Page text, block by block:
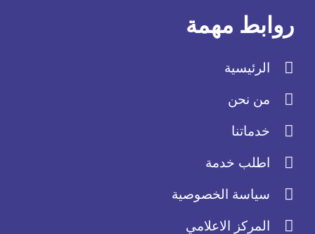
روابط مهمة
الرئيسية
من نحن
خدماتنا
اطلب خدمة
سياسة الخصوصية
المركز الاعلامي